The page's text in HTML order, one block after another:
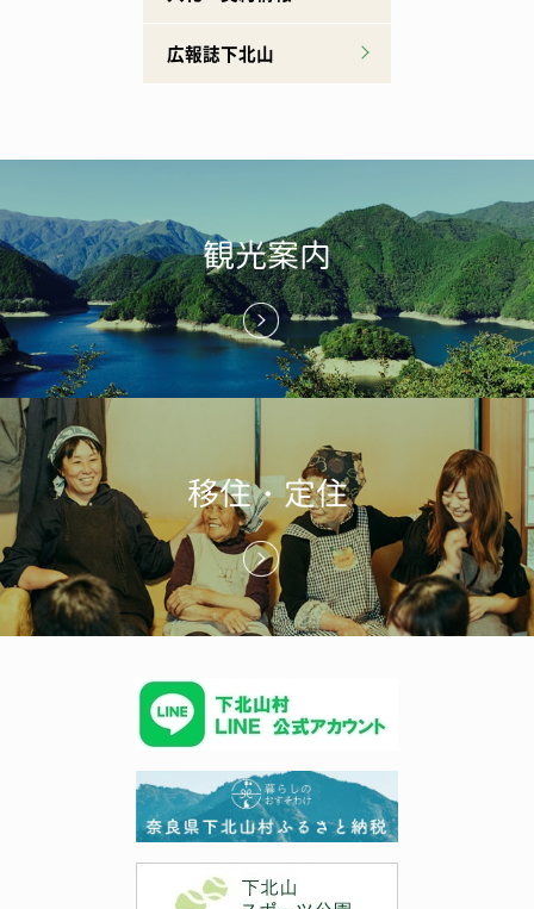
広報誌下北山
観光案内
移住・定住